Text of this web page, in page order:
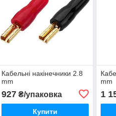
Кабельні накінечники 2.8
mm
927₴/упаковка
Купити
mm
1